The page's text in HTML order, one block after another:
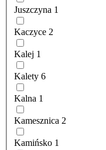
Juszczyna 1
Kaczyce 2
Kalej 1
Kalety 6
Kalna 1
Kamesznica 2
Kamińsko 1